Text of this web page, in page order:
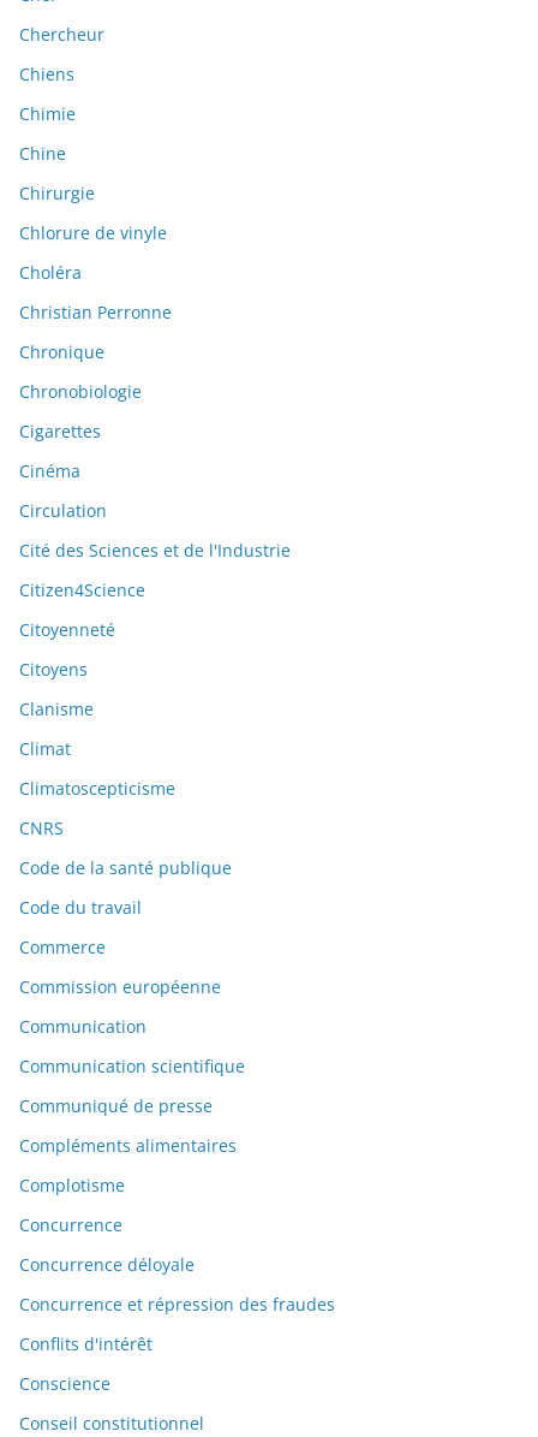
Chercheur
Chiens
Chimie
Chine
Chirurgie
Chlorure de vinyle
Choléra
Christian Perronne
Chronique
Chronobiologie
Cigarettes
Cinéma
Circulation
Cité des Sciences et de l'Industrie
Citizen4Science
Citoyenneté
Citoyens
Clanisme
Climat
Climatoscepticisme
CNRS
Code de la santé publique
Code du travail
Commerce
Commission européenne
Communication
Communication scientifique
Communiqué de presse
Compléments alimentaires
Complotisme
Concurrence
Concurrence déloyale
Concurrence et répression des fraudes
Conflits d'intérêt
Conscience
Conseil constitutionnel